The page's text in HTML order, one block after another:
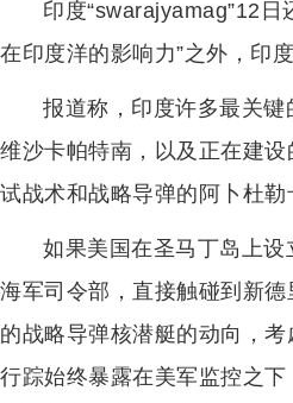
印度“swarajyamag”12
在印度洋的影响力”之外，印
报道称，印度许多最关
维沙卡帕特南，以及正在建
试战术和战略导弹的阿卜杜勒
如果美国在圣马丁岛上
海军司令部，直接触碰到新
的战略导弹核潜艇的动向，
行踪始终暴露在美军监控之